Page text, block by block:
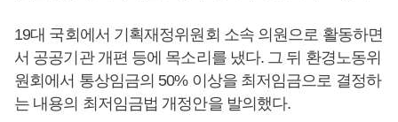
19대 국회에서 기획재정위원회 소속 의원으로 활동하면
서 공공기관 개편 등에 목소리를 냈다. 그 뒤 환경노동위
원회에서 통상임금의 50% 이상을 최저임금으로 결정하
는 내용의 최저임금법 개정안을 발의했다.